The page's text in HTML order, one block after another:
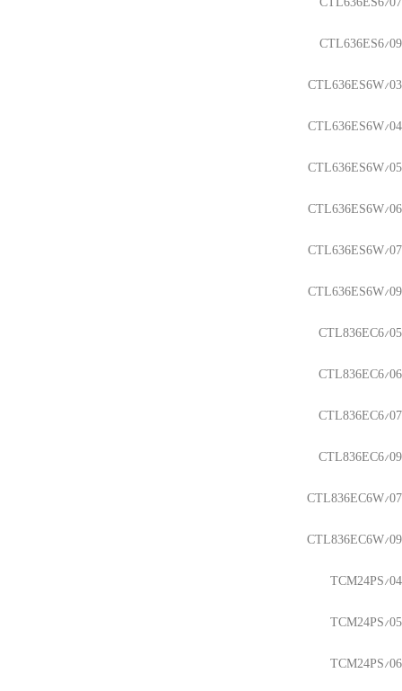
CTL636ES6/09
CTL636ES6W/03
CTL636ES6W/04
CTL636ES6W/05
CTL636ES6W/06
CTL636ES6W/07
CTL636ES6W/09
CTL836EC6/05
CTL836EC6/06
CTL836EC6/07
CTL836EC6/09
CTL836EC6W/07
CTL836EC6W/09
TCM24PS/04
TCM24PS/05
TCM24PS/06